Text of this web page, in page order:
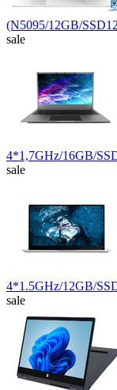
(N5095/12GB/
sale
4*1,7GHz/16GB/
sale
4*1.5GHz/12GB/
sale